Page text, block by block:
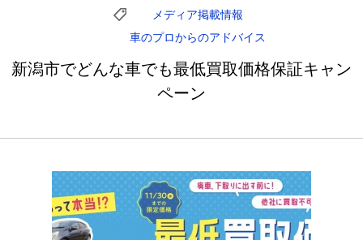
メディア掲載情報
車のプロからのアドバイス
新潟市でどんな車でも最低買取価格保証キャン
ペーン